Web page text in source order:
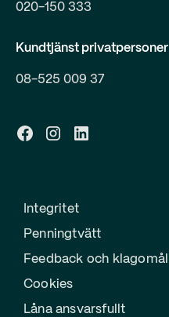
020-150 333
Kundtjänst privatpersoner
08-525 009 37
Integritet
Penningtvätt
Feedback och klagomål
Cookies
Låna ansvarsfullt